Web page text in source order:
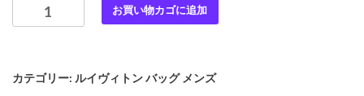
イ
ト
お買い物カゴに追加
カテゴリー: ルイヴィトン バッグ メンズ